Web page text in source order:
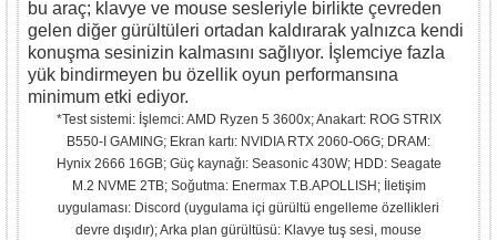
bu araç; klavye ve mouse sesleriyle birlikte çevreden
gelen diğer gürültüleri ortadan kaldırarak yalnızca kendi
konuşma sesinizin kalmasını sağlıyor. İşlemciye fazla
yük bindirmeyen bu özellik oyun performansına
minimum etki ediyor.
*Test sistemi: İşlemci: AMD Ryzen 5 3600x; Anakart: ROG STRIX
B550-I GAMING; Ekran kartı: NVIDIA RTX 2060-O6G; DRAM:
Hynix 2666 16GB; Güç kaynağı: Seasonic 430W; HDD: Seagate
M.2 NVME 2TB; Soğutma: Enermax T.B.APOLLISH; İletişim
uygulaması: Discord (uygulama içi gürültü engelleme özellikleri
devre dışıdır); Arka plan gürültüsü: Klavye tuş sesi, mouse